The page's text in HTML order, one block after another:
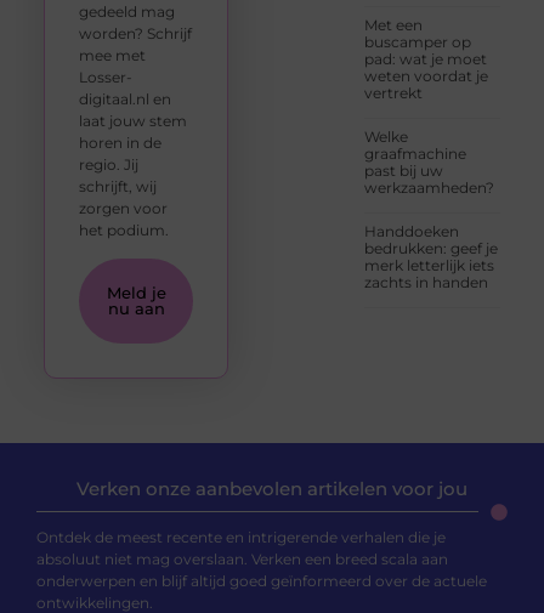
Met een
buscamper op
pad: wat je moet
weten voordat je
vertrekt
Welke
graafmachine
past bij uw
werkzaamheden?
Handdoeken
bedrukken: geef je
merk letterlijk iets
zachts in handen
gedeeld mag
worden? Schrijf
mee met
Losser-
digitaal.nl en
laat jouw stem
horen in de
regio. Jij
schrijft, wij
zorgen voor
het podium.
Meld je
nu aan
Verken onze aanbevolen artikelen voor jou
Ontdek de meest recente en intrigerende verhalen die je
absoluut niet mag overslaan. Verken een breed scala aan
onderwerpen en blijf altijd goed geïnformeerd over de actuele
ontwikkelingen.